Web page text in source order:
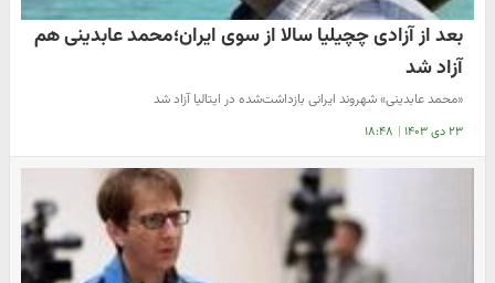
بعد از آزادی چچیلیا سالا از سوی ایران؛محمد عابدینی هم
آزاد شد
«محمد عابدینی» شهروند ایرانی بازداشت‌شده در ایتالیا آزاد شد
۲۳ دی ۱۴۰۳ | ۱۸:۴۸